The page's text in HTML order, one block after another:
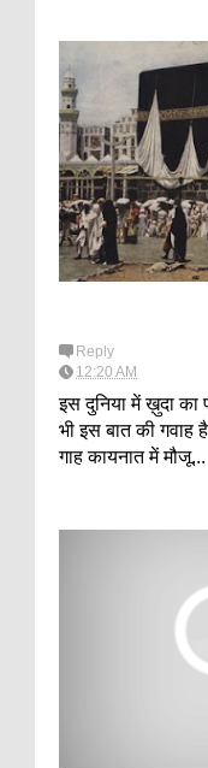
Reply
12:20 AM
इस दुनिया में ख़ुदा का
भी इस बात की गवाह
गाह कायनात में मौजू...